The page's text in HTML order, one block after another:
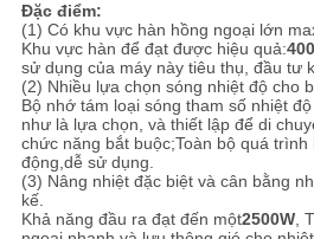
Đặc điểm:
(1) Có khu vực hàn hồng ngoại lớn
Khu vực hàn để đạt được hiệu quả:
sử dụng của máy này tiêu thụ, đầu tư
(2) Nhiều lựa chọn sóng nhiệt độ cho
Bộ nhớ tám loại sóng tham số nhiệt
như là lựa chọn, và thiết lập để di
chức năng bắt buộc;Toàn bộ quá
động,dễ sử dụng.
(3) Nâng nhiệt đặc biệt và cân bằng
kế.
Khả năng đầu ra đạt đến một2500W,